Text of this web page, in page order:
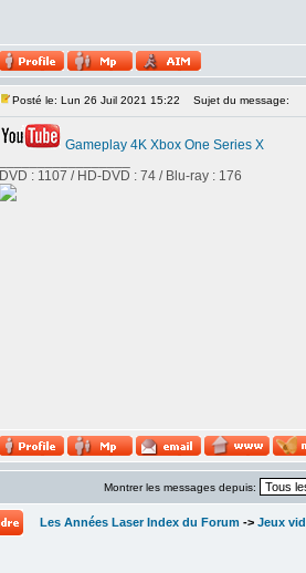
Posté le: Lun 26 Juil 2021 15:22 Sujet du message:
Gameplay 4K Xbox One Series X
DVD : 1107 / HD-DVD : 74 / Blu-ray : 176
Montrer les messages depuis:
Les Années Laser Index du Forum -> Jeux